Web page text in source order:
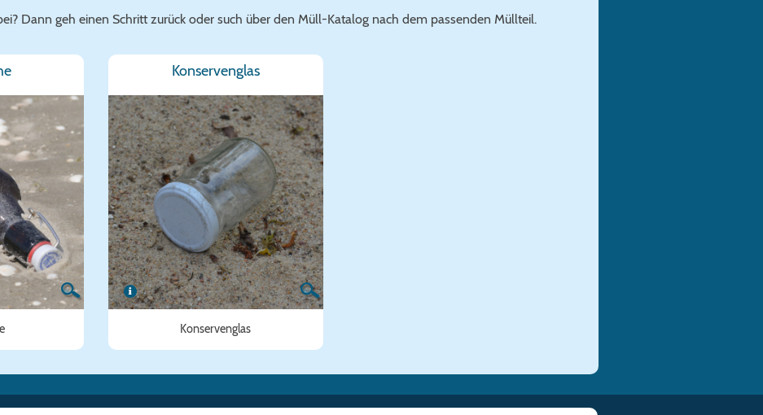
Dann geh einen Schritt zurück oder such über den Müll-Katalog nach dem passenden Müllteil.
Konservenglas
Konservenglas